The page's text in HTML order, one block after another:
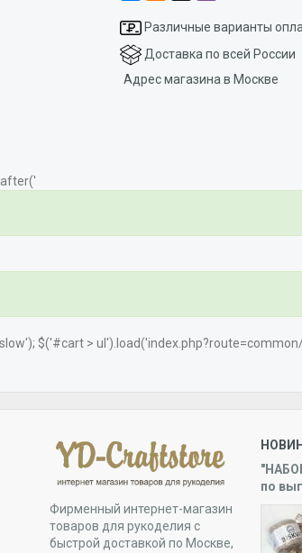
Различные варианты
Доставка по всей России
Адрес магазина в Москве
$('#cart >
Фирменный интернет-магазин
товаров для рукоделия с
быстрой доставкой по Москве,
по